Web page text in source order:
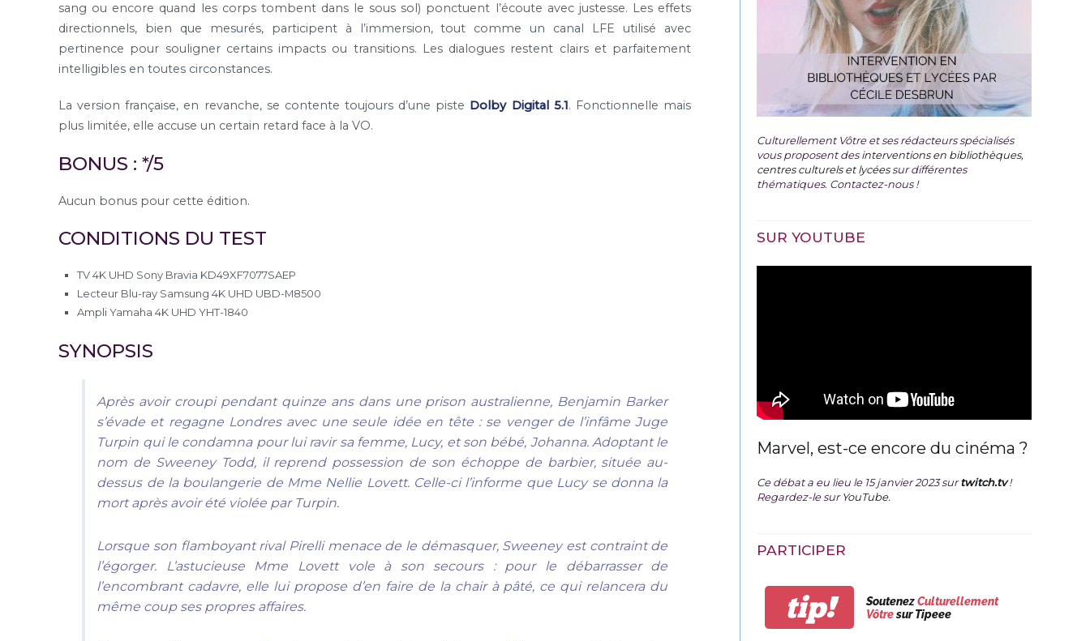
sang ou encore quand les corps tombent dans le sous sol) ponctuent l’écoute avec justesse. Les effets
directionnels, bien que mesurés, participent à l’immersion, tout comme un canal LFE utilisé avec
pertinence pour souligner certains impacts ou transitions. Les dialogues restent clairs et parfaitement
intelligibles en toutes circonstances.
La version française, en revanche, se contente toujours d’une piste Dolby Digital 5.1. Fonctionnelle mais
plus limitée, elle accuse un certain retard face à la VO.
BONUS : */5
Aucun bonus pour cette édition.
CONDITIONS DU TEST
TV 4K UHD Sony Bravia KD49XF7077SAEP
Lecteur Blu-ray Samsung 4K UHD UBD-M8500
Ampli Yamaha 4K UHD YHT-1840
SYNOPSIS
Après avoir croupi pendant quinze ans dans une prison australienne, Benjamin Barker
s’évade et regagne Londres avec une seule idée en tête : se venger de l’infâme Juge
Turpin qui le condamna pour lui ravir sa femme, Lucy, et son bébé, Johanna. Adoptant le
nom de Sweeney Todd, il reprend possession de son échoppe de barbier, située au-
dessus de la boulangerie de Mme Nellie Lovett. Celle-ci l’informe que Lucy se donna la
mort après avoir été violée par Turpin.
Lorsque son flamboyant rival Pirelli menace de le démasquer, Sweeney est contraint de
l’égorger. L’astucieuse Mme Lovett vole à son secours : pour le débarrasser de
l’encombrant cadavre, elle lui propose d’en faire de la chair à pâté, ce qui relancera du
même coup ses propres affaires.
Culturellement Vôtre et ses rédacteurs spécialisés
vous proposent desinterventions en bibliothèques,
centres culturels et lycéessur différentes
thématiques. Contactez-nous !
SUR YOUTUBE
Marvel, est-ce encore du cinéma ?
Ce débat a eu lieu le 15 janvier 2023 surtwitch.tv !
Regardez-le surYouTube.
PARTICIPER
tip! SoutenezCulturellement
Vôtresur Tipeee